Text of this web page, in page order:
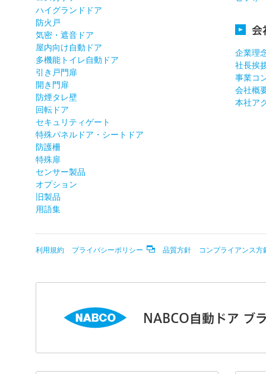
ハイグランドドア
防火戸
気密・遮音ドア
屋内向け自動ドア
多機能トイレ自動ドア
引き戸門扉
開き門扉
防煙タレ壁
回転ドア
セキュリティゲート
特殊パネルドア・シートドア
防護柵
特殊扉
センサー製品
オプション
旧製品
用語集
会
企業理
社長挨
事業コ
会社概
本社ア
利用規約 プライバシーポリシー 品質方針 コンプライアンス方
NABCO自動ドア ブ